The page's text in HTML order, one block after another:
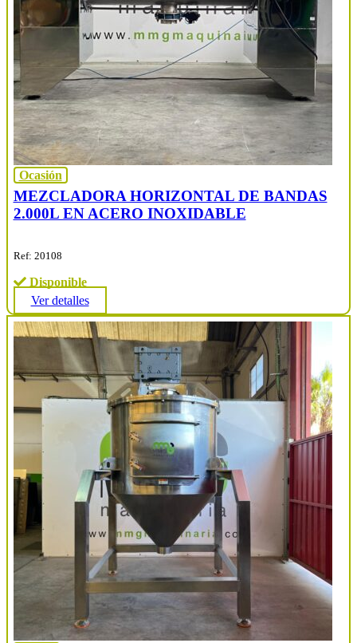
Ocasión
MEZCLADORA HORIZONTAL DE BANDAS
2.000L EN ACERO INOXIDABLE
Ref: 20108
Disponible
Ver detalles